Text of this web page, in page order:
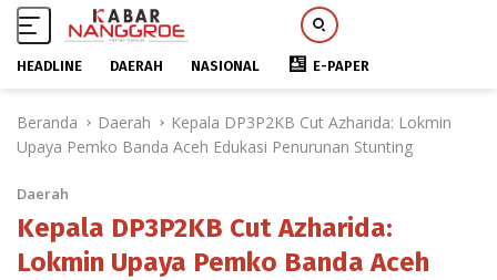
HEADLINE DAERAH NASIONAL E-PAPER
Beranda Daerah
Kepala DP3P2KB Cut Azharida: Lokmin
Upaya Pemko Banda Aceh Edukasi Penurunan Stunting
Daerah
Kepala DP3P2KB Cut Azharida:
Lokmin Upaya Pemko Banda Aceh